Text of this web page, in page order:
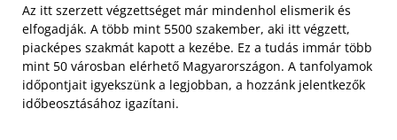
Az itt szerzett végzettséget már mindenhol elismerik és
elfogadják. A több mint 5500 szakember, aki itt végzett,
piacképes szakmát kapott a kezébe. Ez a tudás immár több
mint 50 városban elérhető Magyarországon. A tanfolyamok
időpontjait igyekszünk a legjobban, a hozzánk jelentkezők
időbeosztásához igazítani.